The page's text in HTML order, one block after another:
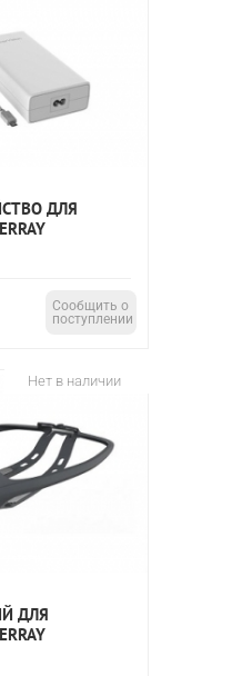
ДЛЯ
Сообщить о
поступлении
Нет в наличии
ДЛЯ